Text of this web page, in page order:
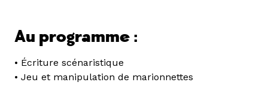
Au programme :
• Écriture scénaristique
• Jeu et manipulation de marionnettes